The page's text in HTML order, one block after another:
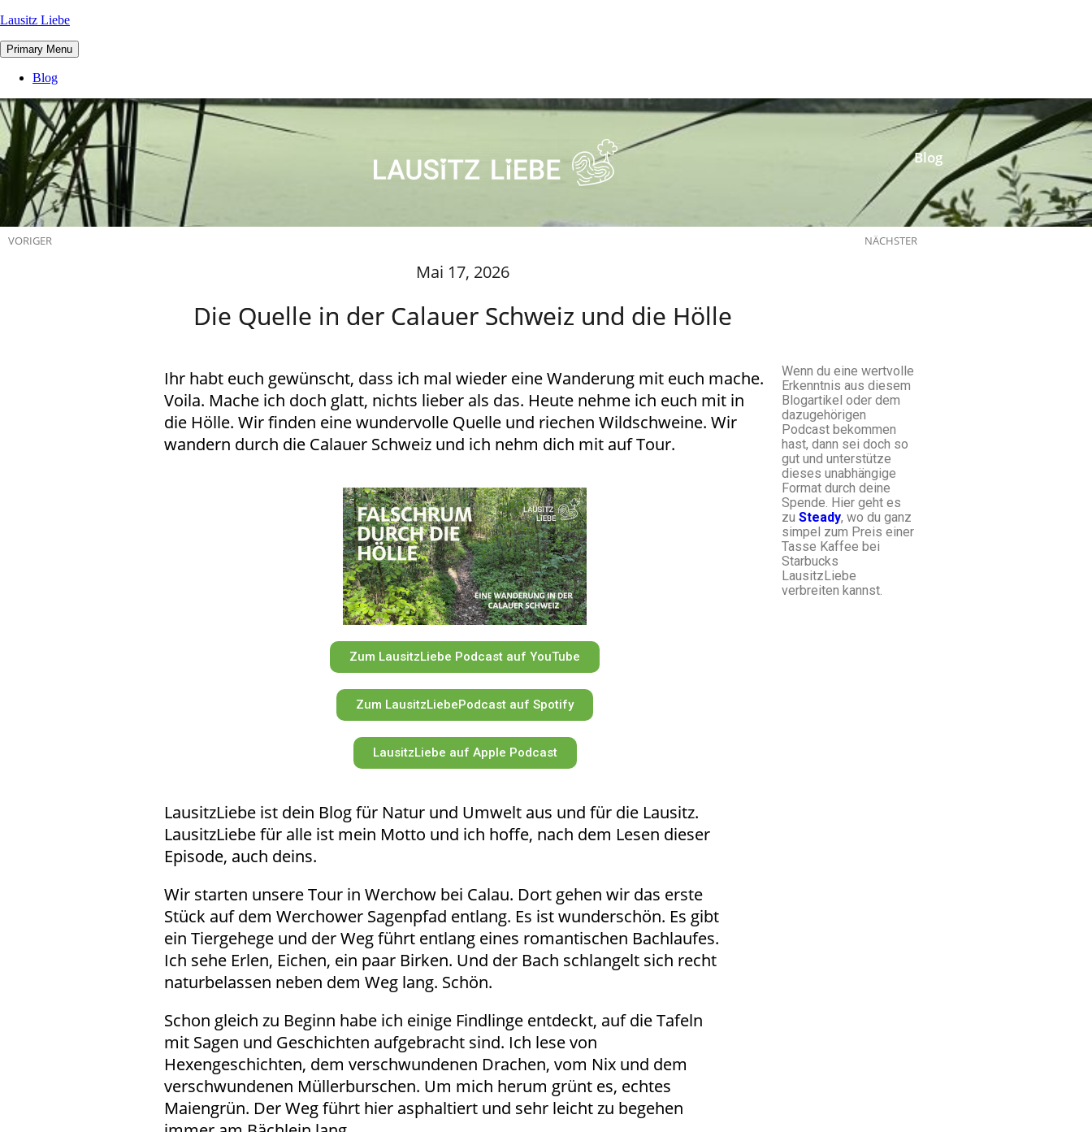
Lausitz Liebe
Primary Menu
Blog
Blog
VORIGER NÄCHSTER
Mai 17, 2026
Die Quelle in der Calauer Schweiz und die Hölle
Ihr habt euch gewünscht, dass ich mal wieder eine Wanderung mit euch mache.
Voila. Mache ich doch glatt, nichts lieber als das. Heute nehme ich euch mit in
die Hölle. Wir finden eine wundervolle Quelle und riechen Wildschweine. Wir
wandern durch die Calauer Schweiz und ich nehm dich mit auf Tour.
Zum LausitzLiebe Podcast auf YouTube
Zum LausitzLiebePodcast auf Spotify
LausitzLiebe auf Apple Podcast
LausitzLiebe ist dein Blog für Natur und Umwelt aus und für die Lausitz.
LausitzLiebe für alle ist mein Motto und ich hoffe, nach dem Lesen dieser
Episode, auch deins.
Wir starten unsere Tour in Werchow bei Calau. Dort gehen wir das erste
Stück auf dem Werchower Sagenpfad entlang. Es ist wunderschön. Es gibt
ein Tiergehege und der Weg führt entlang eines romantischen Bachlaufes.
Ich sehe Erlen, Eichen, ein paar Birken. Und der Bach schlangelt sich recht
naturbelassen neben dem Weg lang. Schön.
Schon gleich zu Beginn habe ich einige Findlinge entdeckt, auf die Tafeln
mit Sagen und Geschichten aufgebracht sind. Ich lese von
Hexengeschichten, dem verschwundenen Drachen, vom Nix und dem
verschwundenen Müllerburschen. Um mich herum grünt es, echtes
Maiengrün. Der Weg führt hier asphaltiert und sehr leicht zu begehen
Wenn du eine wertvolle
Erkenntnis aus diesem
Blogartikel oder dem
dazugehörigen
Podcast bekommen
hast, dann sei doch so
gut und unterstütze
dieses unabhängige
Format durch deine
Spende. Hier geht es
zuSteady, wo du ganz
simpel zum Preis einer
Tasse Kaffee bei
Starbucks
LausitzLiebe
verbreiten kannst.